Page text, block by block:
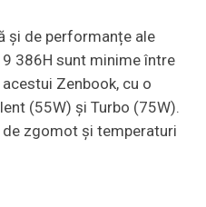
și de performanțe ale
386H sunt minime între
Zenbook, cu o
(55W) și Turbo (75W).
zgomot și temperaturi